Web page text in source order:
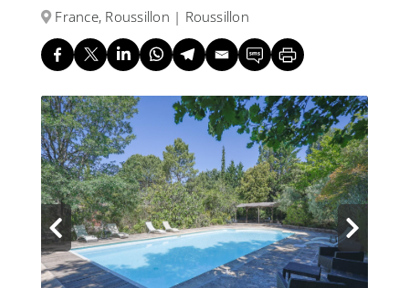
À propos
Contact
France, Roussillon | Roussillon